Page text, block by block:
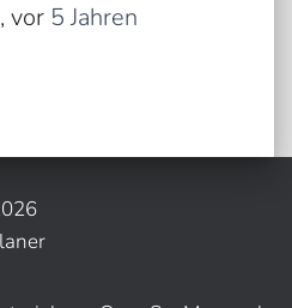
, vor 5 Jahren